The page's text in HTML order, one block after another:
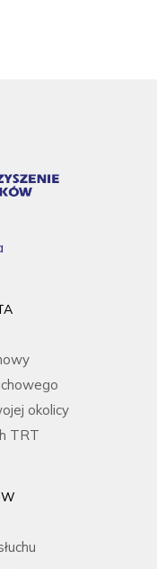
okolicy
TRT